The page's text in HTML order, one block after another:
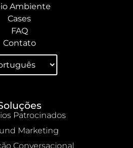
Ambiente
Cases
FAQ
Contato
Patrocinados
Marketing
Conversacional